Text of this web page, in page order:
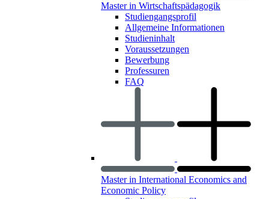
Master in Wirtschaftspädagogik
Studiengangsprofil
Allgemeine Informationen
Studieninhalt
Voraussetzungen
Bewerbung
Professuren
FAQ
Master in International Economics and
Economic Policy